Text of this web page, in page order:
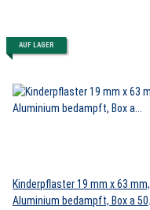
AUF LAGER
Kinderpflaster 19 mm x 63 mm,
Aluminium bedampft, Box a 50